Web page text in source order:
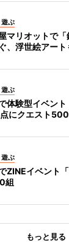
遊ぶ
マリオットで
、浮世絵アート
遊ぶ
体験型イベン
にクエスト
遊ぶ
ZINEイベント
組
もっと見る